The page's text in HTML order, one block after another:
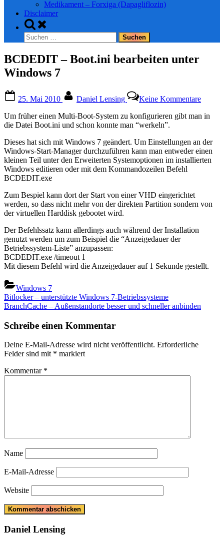
Medikament – Forxiga (Dapagliflozin)
Disclaimer
Toggle
search
form
Suchen
nach:
BCDEDIT – Boot.ini bearbeiten unter
Windows 7
on
25. Mai 2010 Daniel Lensing Keine Kommentare
unter
7
Um früher einen Multi-Boot-System zu konfigurieren gibt man in
die Datei Boot.ini und schon konnte man “werkeln”.
Dieses hat sich mit Windows 7 geändert. Um Einstellungen an der
Windows-Start-Manager durchzuführen kann man entweder einen
kleinen Teil unter den Erweiterten Systemoptionen im installierten
Windows editieren oder mit dem Kommandozeilen Befehl
BCDEDIT.exe
Zum Bespiel kann dort der Start von einer VHD eingerichtet
werden, so dass nicht mehr von der direkten Partition sondern von
der virtuellen Harddisk gebootet wird.
Der Befehlssatz kann allerdings auch während der Installation
genutzt werden um zum Beispiel die “Anzeigedauer der
Betriebssystem-Liste” anzupassen:
BCDEDIT.exe /timeout 1
Mit diesem Befehl wird die Anzeigedauer auf 1 Sekunde gestellt.
Windows 7
Beitragsnavigation
Previous
Post:
Bitlocker – unterstützte Windows 7-Betriebssysteme
Next
BranchCache – Außenstandorte besser und schneller anbinden
Schreibe einen Kommentar
Deine E-Mail-Adresse wird nicht veröffentlicht. Erforderliche
Felder sind mit * markiert
Kommentar *
Name
E-Mail-Adresse
Website
Daniel Lensing